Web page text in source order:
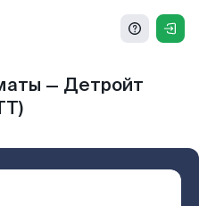
— Детройт